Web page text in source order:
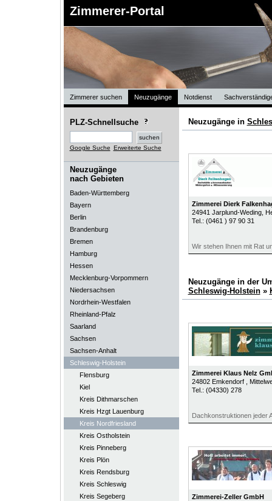
Zimmerer-Portal
Zimmerer suchen Neuzugänge Notdienst
PLZ-Schnellsuche
Google Suche Erweiterte Suche
Neuzugänge
nach Gebieten
Baden-Württemberg
Bayern
Berlin
Brandenburg
Bremen
Hamburg
Hessen
Mecklenburg-Vorpommern
Niedersachsen
Nordrhein-Westfalen
Rheinland-Pfalz
Saarland
Sachsen
Sachsen-Anhalt
Schleswig-Holstein
Flensburg
Kiel
Kreis Dithmarschen
Kreis Hzgt Lauenburg
Kreis Nordfriesland
Kreis Ostholstein
Kreis Pinneberg
Kreis Plön
Kreis Rendsburg
Kreis Schleswig
Kreis Segeberg
Neuzugänge in
Zimmerei Dierk
24941 Jarplund-Weding,
Tel.: (0461 ) 97 90 31
Wir stehen Ihnen mit Rat
Neuzugänge in der
Schleswig-Holstein»
Zimmerei Klaus Nelz
24802 Emkendorf
,
Tel.: (04330) 278
Dachkonstruktionen jeder
Zimmerei-Zeller GmbH